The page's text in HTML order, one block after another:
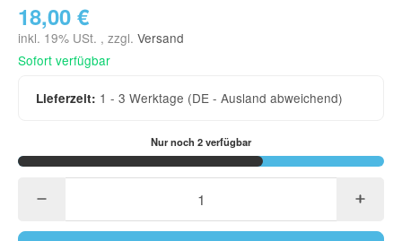
18,00 €
inkl. 19% USt. , zzgl. Versand
Sofort verfügbar
Lieferzeit: 1 - 3 Werktage (DE - Ausland abweichend)
Nur noch 2 verfügbar